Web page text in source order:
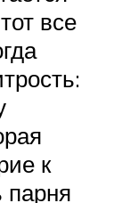
все
к
парня